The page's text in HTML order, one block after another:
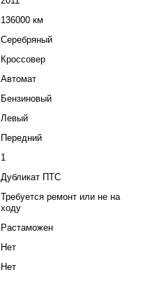
136000 км
Серебряный
Кроссовер
Автомат
Бензиновый
Левый
Передний
1
Дубликат ПТС
Требуется ремонт или не на
ходу
Растаможен
Нет
Нет